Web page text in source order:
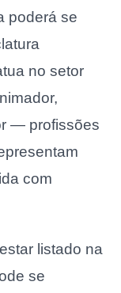
poderá se
no setor
— profissões
com
listado na
se